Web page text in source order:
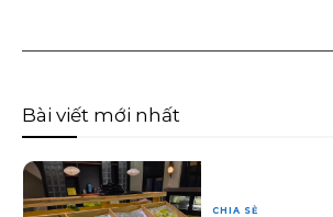
Bài viết mới nhất
CHIA SẺ